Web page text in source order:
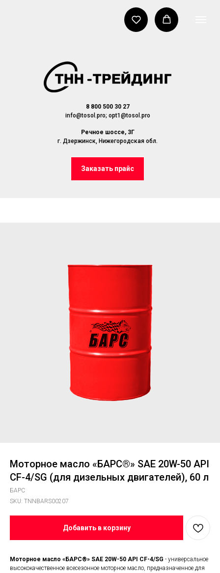
8 800 500 30 27
info@tosol.pro; opt1@tosol.pro
Речное шоссе, 3Г
г. Дзержинск, Нижегородская обл.
Заказать прайс
Моторное масло «БАРС®» SAE 20W-50 API
CF-4/SG (для дизельных двигателей), 60 л
БАРС
SKU: TNNBARS00207
Добавить в корзину
Моторное масло «БАРС®» SAE 20W-50 API CF-4/SG - универсальное
высококачественное всесезонное моторное масло, предназначенное для